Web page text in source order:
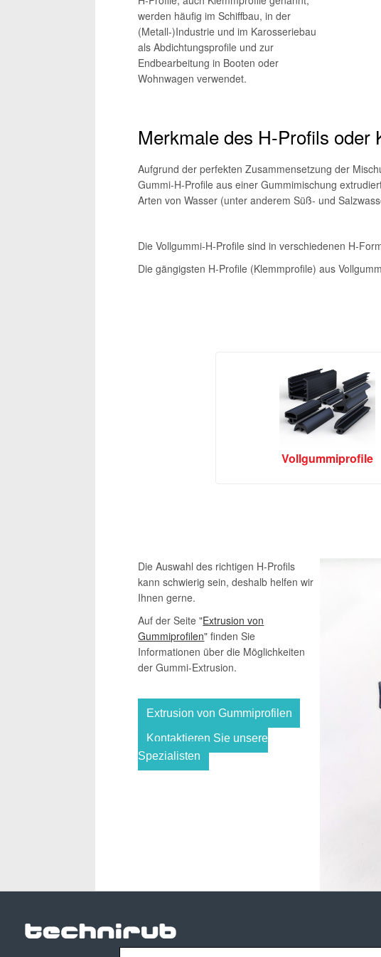
werden häufig im Schiffbau, in der
(Metall-)Industrie und im Karosseriebau
als Abdichtungsprofile und zur
Endbearbeitung in Booten oder
Wohnwagen verwendet.
Merkmale des H-Profils oder
Aufgrund der perfekten Zusammensetzung der
Gummi-H-Profile aus einer Gummimischung
Arten von Wasser (unter anderem Süß- und
Die Vollgummi-H-Profile sind in verschiedenen H-
Die gängigsten H-Profile (Klemmprofile) aus
Vollgummiprofile
Die Auswahl des richtigen H-Profils
kann schwierig sein, deshalb helfen wir
Ihnen gerne.
Auf der Seite "Extrusion von
Gummiprofilen" finden Sie
Informationen über die Möglichkeiten
der Gummi-Extrusion.
Extrusion von Gummiprofilen
Kontaktieren Sie unsere
Spezialisten